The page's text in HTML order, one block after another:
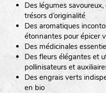
Des légumes
trésors d’originalité
Des aromatiques
étonnantes pour épicer
Des médicinales
Des fleurs élégantes et
pollinisateurs et
Des engrais verts
en bio
tas de compost
fleurs
animaux